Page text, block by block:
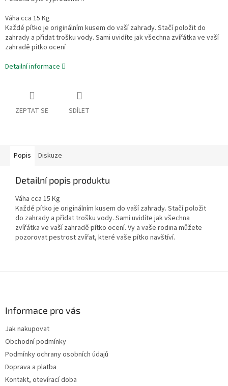
Váha cca 15 Kg
Každé pítko je originálním kusem do vaší zahrady. Stačí položit do
zahrady a přidat trošku vody. Sami uvidíte jak všechna zvířátka ve vaší
zahradě pítko ocení
Detailní informace
ZEPTAT SE SDÍLET
Popis Diskuze
Detailní popis produktu
Váha cca 15 Kg
Každé pítko je originálním kusem do vaší zahrady. Stačí položit
do zahrady a přidat trošku vody. Sami uvidíte jak všechna
zvířátka ve vaší zahradě pítko ocení. Vy a vaše rodina můžete
pozorovat pestrost zvířat, které vaše pítko navštíví.
Informace pro vás
Jak nakupovat
Obchodní podmínky
Podmínky ochrany osobních údajů
Doprava a platba
Kontakt, otevírací doba